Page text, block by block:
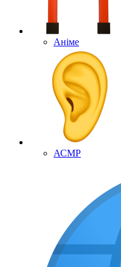
Аніме
АСМР